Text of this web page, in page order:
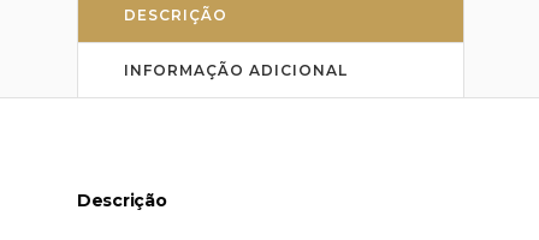
DESCRIÇÃO
INFORMAÇÃO ADICIONAL
Descrição